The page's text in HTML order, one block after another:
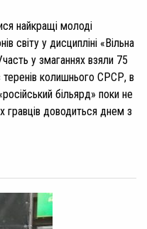
найкращі молоді
світу у дисципліні «Вільна
у змаганнях взяли 75
теренів колишнього СРСР, в
більярд» поки не
гравців доводиться днем з